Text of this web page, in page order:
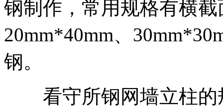
钢制作，常用规格有横截
20mm*40mm、
钢。
看守所钢网墙立柱的